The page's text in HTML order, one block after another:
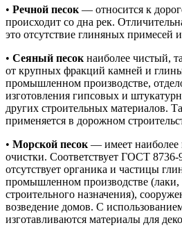
• Речной песок — относится к
происходит со дна рек.
это отсутствие глиняных примесей
• Сеяный песок наиболее чистый,
от крупных фракций камней и
промышленном производстве,
изготовления гипсовых и
других строительных материалов.
применяется в дорожном
• Морской песок — имеет наиболее
очистки. Соответствует ГОСТ
отсутствует органика и частицы
промышленном производстве (лаки,
строительного назначения),
возведение домов. С
изготавливаются материалы для